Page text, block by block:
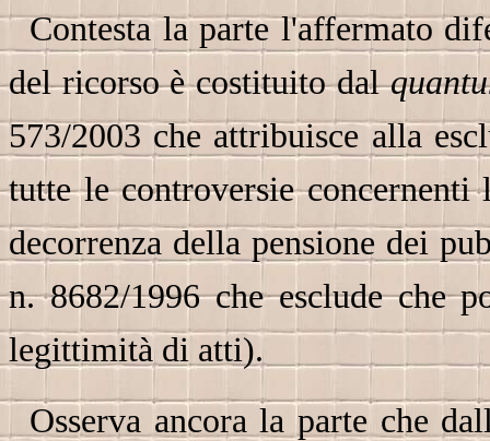
Contesta la parte l'affermato
del ricorso è costituito dal
573/2003 che attribuisce alla
tutte le controversie
decorrenza della pensione dei
n. 8682/1996 che esclude che
legittimità di atti).
Osserva ancora la parte che